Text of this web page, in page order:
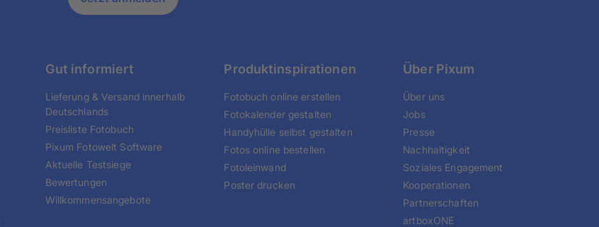
Gut informiert
Lieferung & Versand innerhalb
Deutschlands
Preisliste Fotobuch
Pixum Fotowelt Software
Aktuelle Testsiege
Bewertungen
Willkommensangebote
Produktinspirationen
Fotobuch online erstellen
Fotokalender gestalten
Handyhülle selbst gestalten
Fotos online bestellen
Fotoleinwand
Poster drucken
Über Pixum
Über uns
Jobs
Presse
Nachhaltigkeit
Soziales Engagement
Kooperationen
Partnerschaften
artboxONE